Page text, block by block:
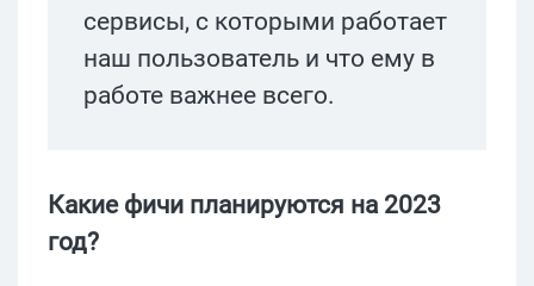
сервисы, с которыми работает
наш пользователь и что ему в
работе важнее всего.
Какие фичи планируются на 2023
год?